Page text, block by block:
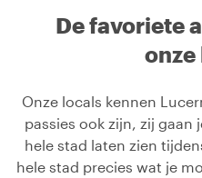
De favoriete
onze
Onze locals kennen
passies ook zijn, zij gaan
hele stad laten zien
hele stad precies wat je